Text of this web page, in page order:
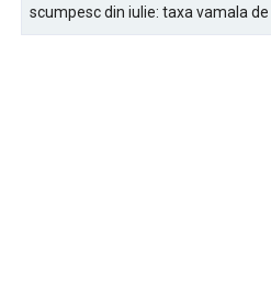
scumpesc din iulie: taxa vamala
pe articol, adaugata la taxa